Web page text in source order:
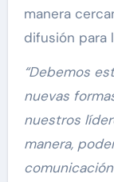
manera
difusión para
“Debemos
nuevas
nuestros
manera,